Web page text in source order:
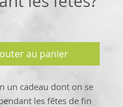
au panier
un cadeau dont on se
les fêtes de fin